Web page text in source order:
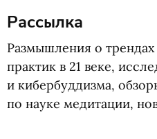
Рассылка
Размышления о
практик в 21 веке,
и кибербуддизма,
по науке медитации,